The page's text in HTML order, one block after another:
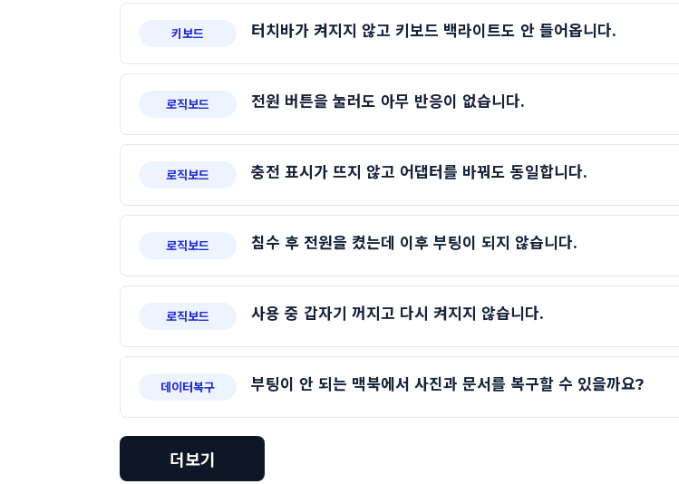
키보드 터치바가 켜지지 않고 키보드 백라이트도 안 들어옵니다.
로직보드 전원 버튼을 눌러도 아무 반응이 없습니다.
로직보드 충전 표시가 뜨지 않고 어댑터를 바꿔도 동일합니다.
로직보드 침수 후 전원을 켰는데 이후 부팅이 되지 않습니다.
로직보드 사용 중 갑자기 꺼지고 다시 켜지지 않습니다.
데이터복구 부팅이 안 되는 맥북에서 사진과 문서를 복구할 수 있을까요?
더보기